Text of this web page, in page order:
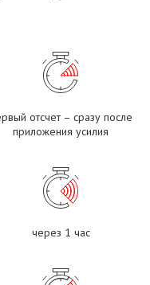
отсчет – сразу после
приложения усилия
через 1 час